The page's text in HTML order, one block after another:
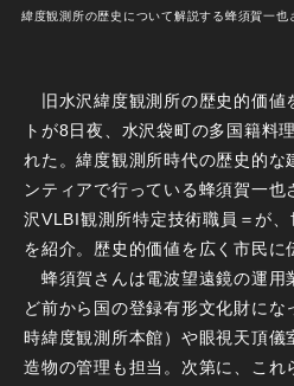
緯度観測所の歴史について解説する蜂須賀一也
旧水沢緯度観測所の歴史的価値
トが8日夜、水沢袋町の多国籍料
れた。緯度観測所時代の歴史的な
ンティアで行っている蜂須賀一
沢VLBI観測所特定技術職員＝が
を紹介。歴史的価値を広く市民に
蜂須賀さんは電波望遠鏡の運用
ど前から国の登録有形文化財に
時緯度観測所本館）や眼視天頂儀
造物の管理も担当。次第に、これ